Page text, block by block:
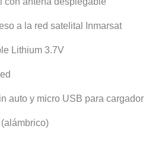
a la red satelital Inmarsat
Lithium 3.7V
auto y micro USB para cargador